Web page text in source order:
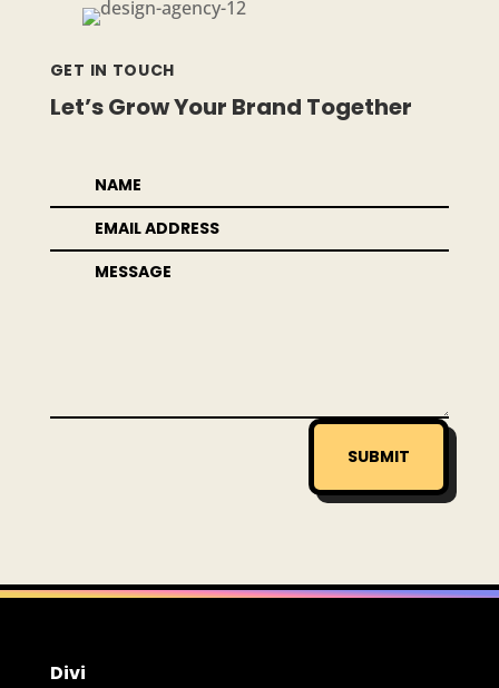
GET IN TOUCH
Let’s Grow Your Brand Together
SUBMIT
Divi